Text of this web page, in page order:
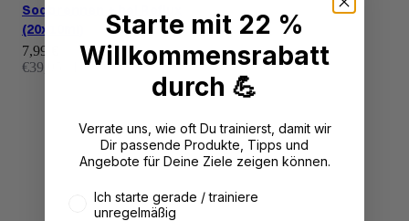
Sodbrennen + bei Reflux
(20x10ml)
Angebot
7,99 €
€39,95 / l
Starte mit 22 %
Willkommensrabatt
durch 💪
Verrate uns, wie oft Du trainierst, damit wir
Dir passende Produkte, Tipps und
Angebote für Deine Ziele zeigen können.
Wie oft trainierst du aktuell?
Ich starte gerade / trainiere
unregelmäßig